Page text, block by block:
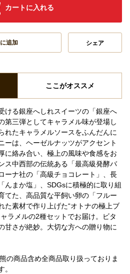
カートに入れる
追加 シェア
ここがオススメ
ける銀座へしれスイーツの「銀座へ
第三弾としてキャラメル味が登場し
れたキャラメルソースをふんだんに
ーは、ヘーゼルナッツがアクセント
に絡み合い、極上の風味や食感をお
ス中西部の伝統ある「最高級発酵バ
ーナ社の「高級チョコレート」、長
んまか塩」、SDGsに積極的に取り組
てた、高品質な平飼い卵の「フルー
た素材で作り上げた“オトナの極上ブ
ラメルの2種セットでお届け。ビタ
甘さが絶妙。大切な方への贈り物に
の商品含め全商品取り扱っておりま
。